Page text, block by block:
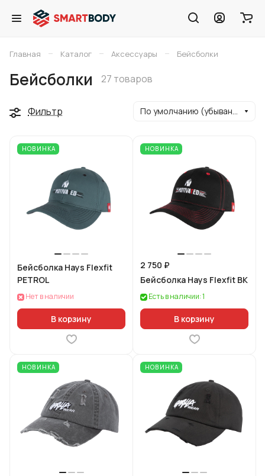
Главная – Каталог – Аксессуары – Бейсболки
Бейсболки 27 товаров
Фильтр По умолчанию (убывание)
НОВИНКА
Бейсболка Hays Flexfit
PETROL
Нет в наличии
В корзину
НОВИНКА
2 750 ₽
Бейсболка Hays Flexfit BK
Есть в наличии: 1
В корзину
НОВИНКА НОВИНКА